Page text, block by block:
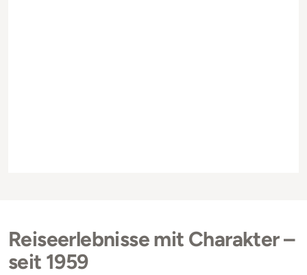
Reiseerlebnisse mit Charakter –
seit 1959